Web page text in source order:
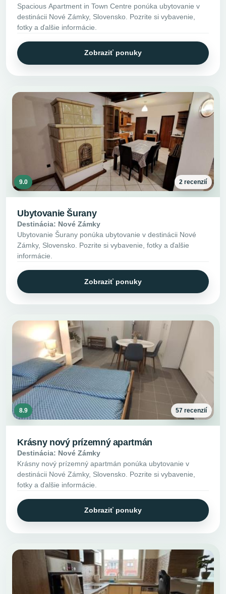
Spacious Apartment in Town Centre ponúka ubytovanie v
destinácii Nové Zámky, Slovensko. Pozrite si vybavenie,
fotky a ďalšie informácie.
Zobraziť ponuky
9.0 2 recenzií
Ubytovanie Šurany
Destinácia: Nové Zámky
Ubytovanie Šurany ponúka ubytovanie v destinácii Nové
Zámky, Slovensko. Pozrite si vybavenie, fotky a ďalšie
informácie.
Zobraziť ponuky
8.9 57 recenzií
Krásny nový prízemný apartmán
Destinácia: Nové Zámky
Krásny nový prízemný apartmán ponúka ubytovanie v
destinácii Nové Zámky, Slovensko. Pozrite si vybavenie,
fotky a ďalšie informácie.
Zobraziť ponuky